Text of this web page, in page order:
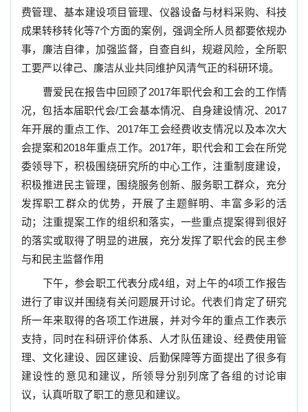
费管理、基本建设项目管理、仪器设备与材料采购、科技
成果转移转化等7个方面的案例，强调全所人员都要依规办
事，廉洁自律，加强监督，自查自纠，规避风险，全所职
工要严以律己、廉洁从业共同维护风清气正的科研环境。
曹爱民在报告中回顾了 2017年职代会和工会的工作情
况，包括本届职代会/工会基本情况、自身建设情况、 2017
年开展的重点工作、 2017年工会经费收支情况以及本次大
会提案和2018年重点工作。 2017年，职代会和工会在所党
委领导下，积极围绕研究所的中心工作，注重制度建设，
积极推进民主管理，围绕服务创新、服务职工群众，充分
发挥职工群众的优势，开展了主题鲜明、丰富多彩的活
动；注重提案工作的组织和落实，一些重点提案得到很好
的落实或取得了明显的进展，充分发挥了职代会的民主参
与和民主监督作用
下午，参会职工代表分成4组，对上午的4项工作报告
进行了审议并围绕有关问题展开讨论。代表们肯定了研究
所一年来取得的各项工作进展，并对今年的重点工作表示
支持，同时在科研评价体系、人才队伍建设、经费使用管
理、文化建设、园区建设、后勤保障等方面提出了很多有
建设性的意见和建议，所领导分别列席了各组的讨论审
议，认真听取了职工的意见和建议。